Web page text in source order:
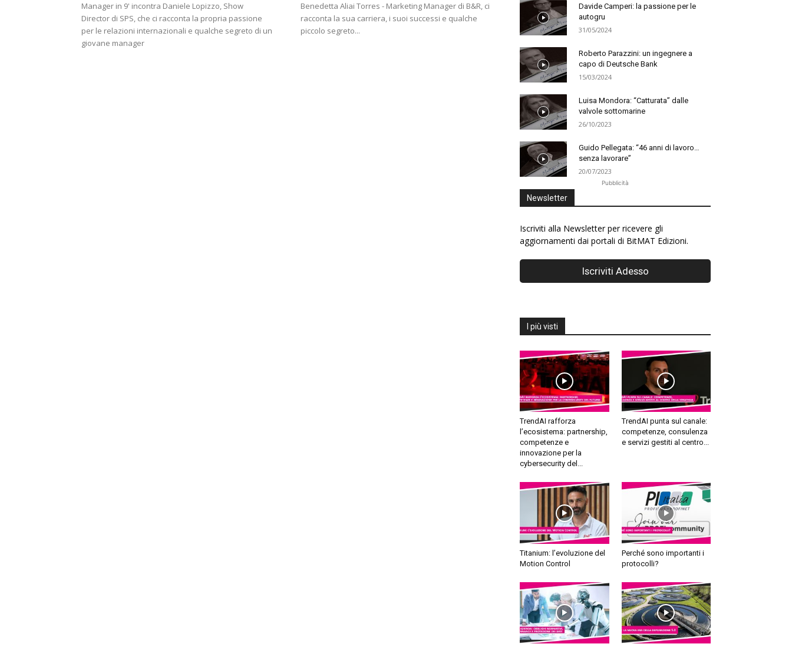
Manager in 9' incontra Daniele Lopizzo, Show
Director di SPS, che ci racconta la propria passione
per le relazioni internazionali e qualche segreto di un
giovane manager
Benedetta Aliai Torres - Marketing Manager di B&R, ci
racconta la sua carriera, i suoi successi e qualche
piccolo segreto...
Davide Camperi: la passione per le
autogru
31/05/2024
Roberto Parazzini: un ingegnere a
capo di Deutsche Bank
15/03/2024
Luisa Mondora: “Catturata” dalle
valvole sottomarine
26/10/2023
Guido Pellegata: “46 anni di lavoro…
senza lavorare”
20/07/2023
Pubblicità
Newsletter
Iscriviti alla Newsletter per ricevere gli
aggiornamenti dai portali di BitMAT Edizioni.
I più visti
TrendAI rafforza
l’ecosistema: partnership,
competenze e
innovazione per la
cybersecurity del...
TrendAI punta sul canale:
competenze, consulenza
e servizi gestiti al centro...
Titanium: l’evoluzione del
Motion Control
Perché sono importanti i
protocolli?